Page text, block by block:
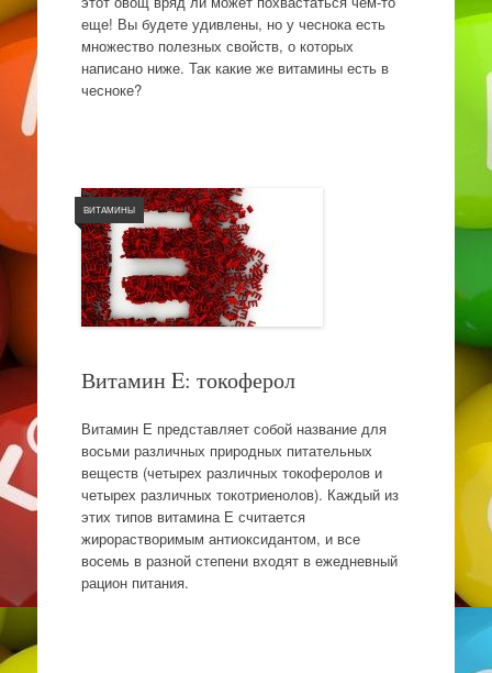
еще! Вы будете удивлены, но у чеснока есть
множество полезных свойств, о которых
написано ниже. Так какие же витамины есть в
чесноке?
ВИТАМИНЫ
Витамин E: токоферол
Витамин Е представляет собой название для
восьми различных природных питательных
веществ (четырех различных токоферолов и
четырех различных токотриенолов). Каждый из
этих типов витамина Е считается
жирорастворимым антиоксидантом, и все
восемь в разной степени входят в ежедневный
рацион питания.